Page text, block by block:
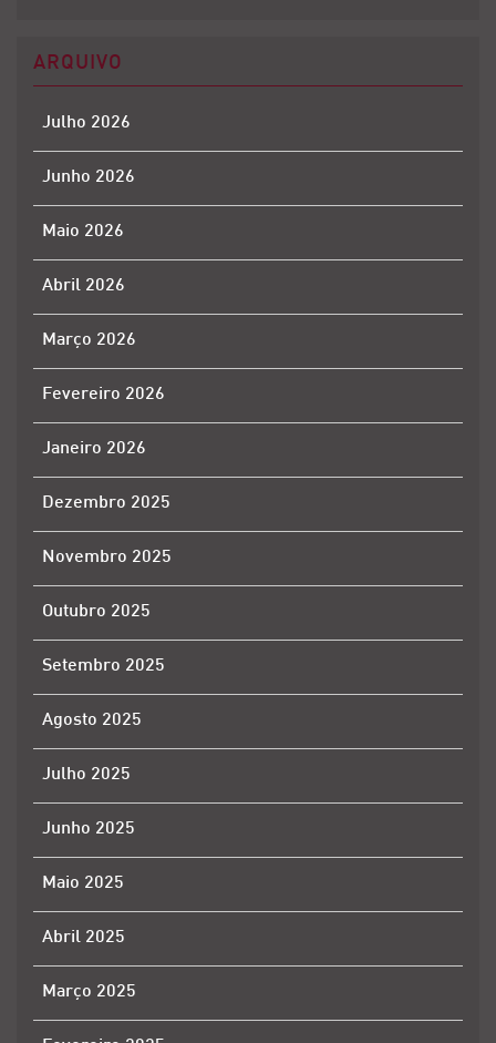
ARQUIVO
Julho 2026
Junho 2026
Maio 2026
Abril 2026
Março 2026
Fevereiro 2026
Janeiro 2026
Dezembro 2025
Novembro 2025
Outubro 2025
Setembro 2025
Agosto 2025
Julho 2025
Junho 2025
Maio 2025
Abril 2025
Março 2025